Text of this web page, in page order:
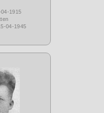
1915
04-1945